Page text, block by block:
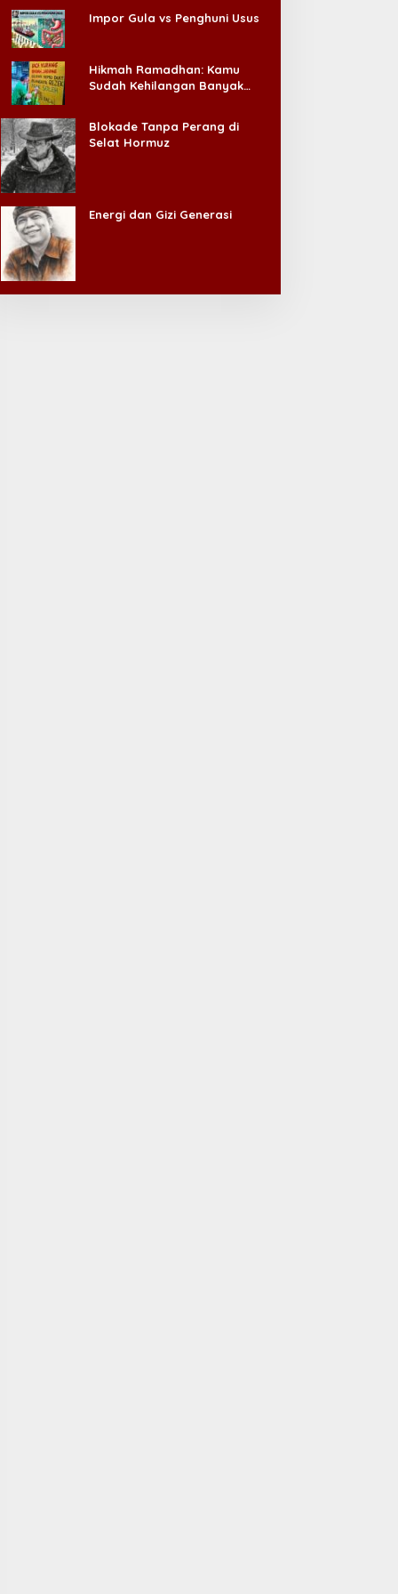
Impor Gula vs Penghuni Usus
Hikmah Ramadhan: Kamu
Sudah Kehilangan Banyak
Blokade Tanpa Perang di
Selat Hormuz
Energi dan Gizi Generasi